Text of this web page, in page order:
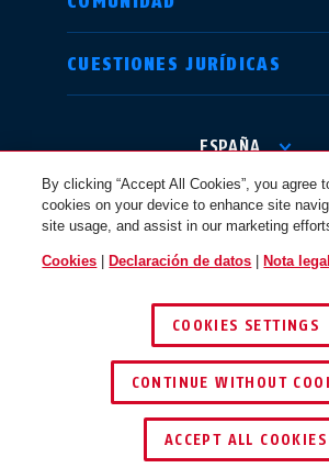
CUESTIONES JURÍDICAS
ESPAÑA
© 2026 ABUS
International
Canada
EN
FR
Nederland
Italia
By clicking “Accept All Cookies”, you agree
cookies on your device to enhance site
site usage, and assist in our marketing
Cookies Declaración de datos Nota legal
COOKIES SETTINGS
CONTINUE WITHOUT
ACCEPT ALL COOKIES